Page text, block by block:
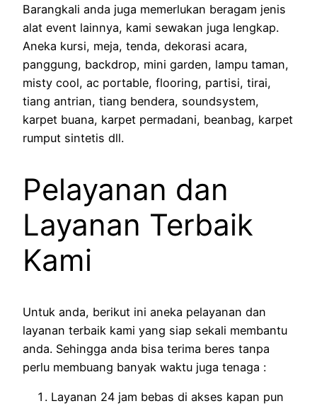
Barangkali anda juga memerlukan beragam jenis
alat event lainnya, kami sewakan juga lengkap.
Aneka kursi, meja, tenda, dekorasi acara,
panggung, backdrop, mini garden, lampu taman,
misty cool, ac portable, flooring, partisi, tirai,
tiang antrian, tiang bendera, soundsystem,
karpet buana, karpet permadani, beanbag, karpet
rumput sintetis dll.
Pelayanan dan
Layanan Terbaik
Kami
Untuk anda, berikut ini aneka pelayanan dan
layanan terbaik kami yang siap sekali membantu
anda. Sehingga anda bisa terima beres tanpa
perlu membuang banyak waktu juga tenaga :
Layanan 24 jam bebas di akses kapan pun